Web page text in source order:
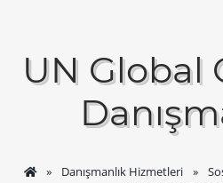
UN Global
Danışmanlık Hizmetleri